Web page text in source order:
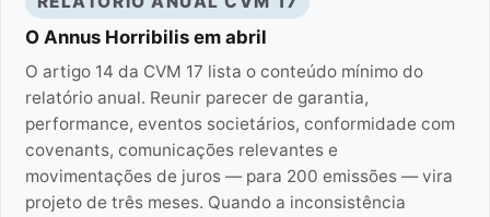
O Annus Horribilis em abril
O artigo 14 da CVM 17 lista o conteúdo mínimo do
relatório anual. Reunir parecer de garantia,
performance, eventos societários, conformidade com
covenants, comunicações relevantes e
movimentações de juros — para 200 emissões — vira
projeto de três meses. Quando a inconsistência